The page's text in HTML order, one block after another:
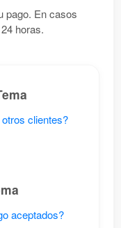
pago. En casos
horas.
clientes?
aceptados?